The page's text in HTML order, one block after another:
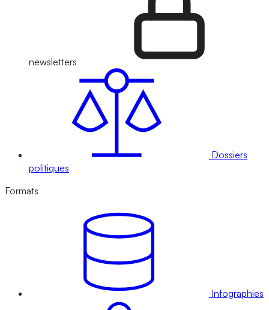
newsletters
Dossiers
politiques
Formats
Infographies